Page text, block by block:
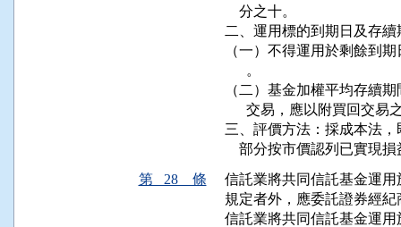
    分之十。
二、運用標的到期日及存
（一）不得運用於剩餘到
      。
（二）基金加權平均存續
交易，應以附買回交易
三、評價方法：採成本法
部分按市價認列已實現
第 28 條
信託業將共同信託基金運
規定者外，應委託證券經
信託業將共同信託基金運